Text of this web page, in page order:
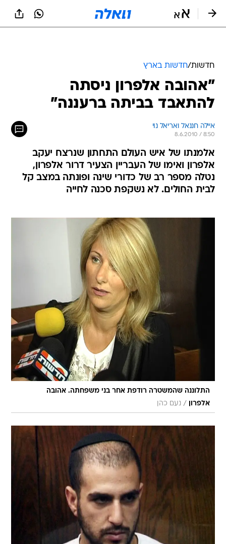
חדשות/חדשות בארץ
"אהובה אלפרון ניסתה
להתאבד בביתה ברעננה"
איילה חננאל ואריאל נוי
8.6.2010 / 8:50
אלמנתו של איש העולם התחתון שנרצח יעקב
אלפרון ואימו של העבריין הצעיר דרור אלפרון,
נטלה מספר רב של כדורי שינה ופונתה במצב קל
לבית החולים. לא נשקפת סכנה לחייה
התלוננה שהמשטרה רודפת אחר בני משפחתה. אהובה
אלפרון
/ נעם כהן